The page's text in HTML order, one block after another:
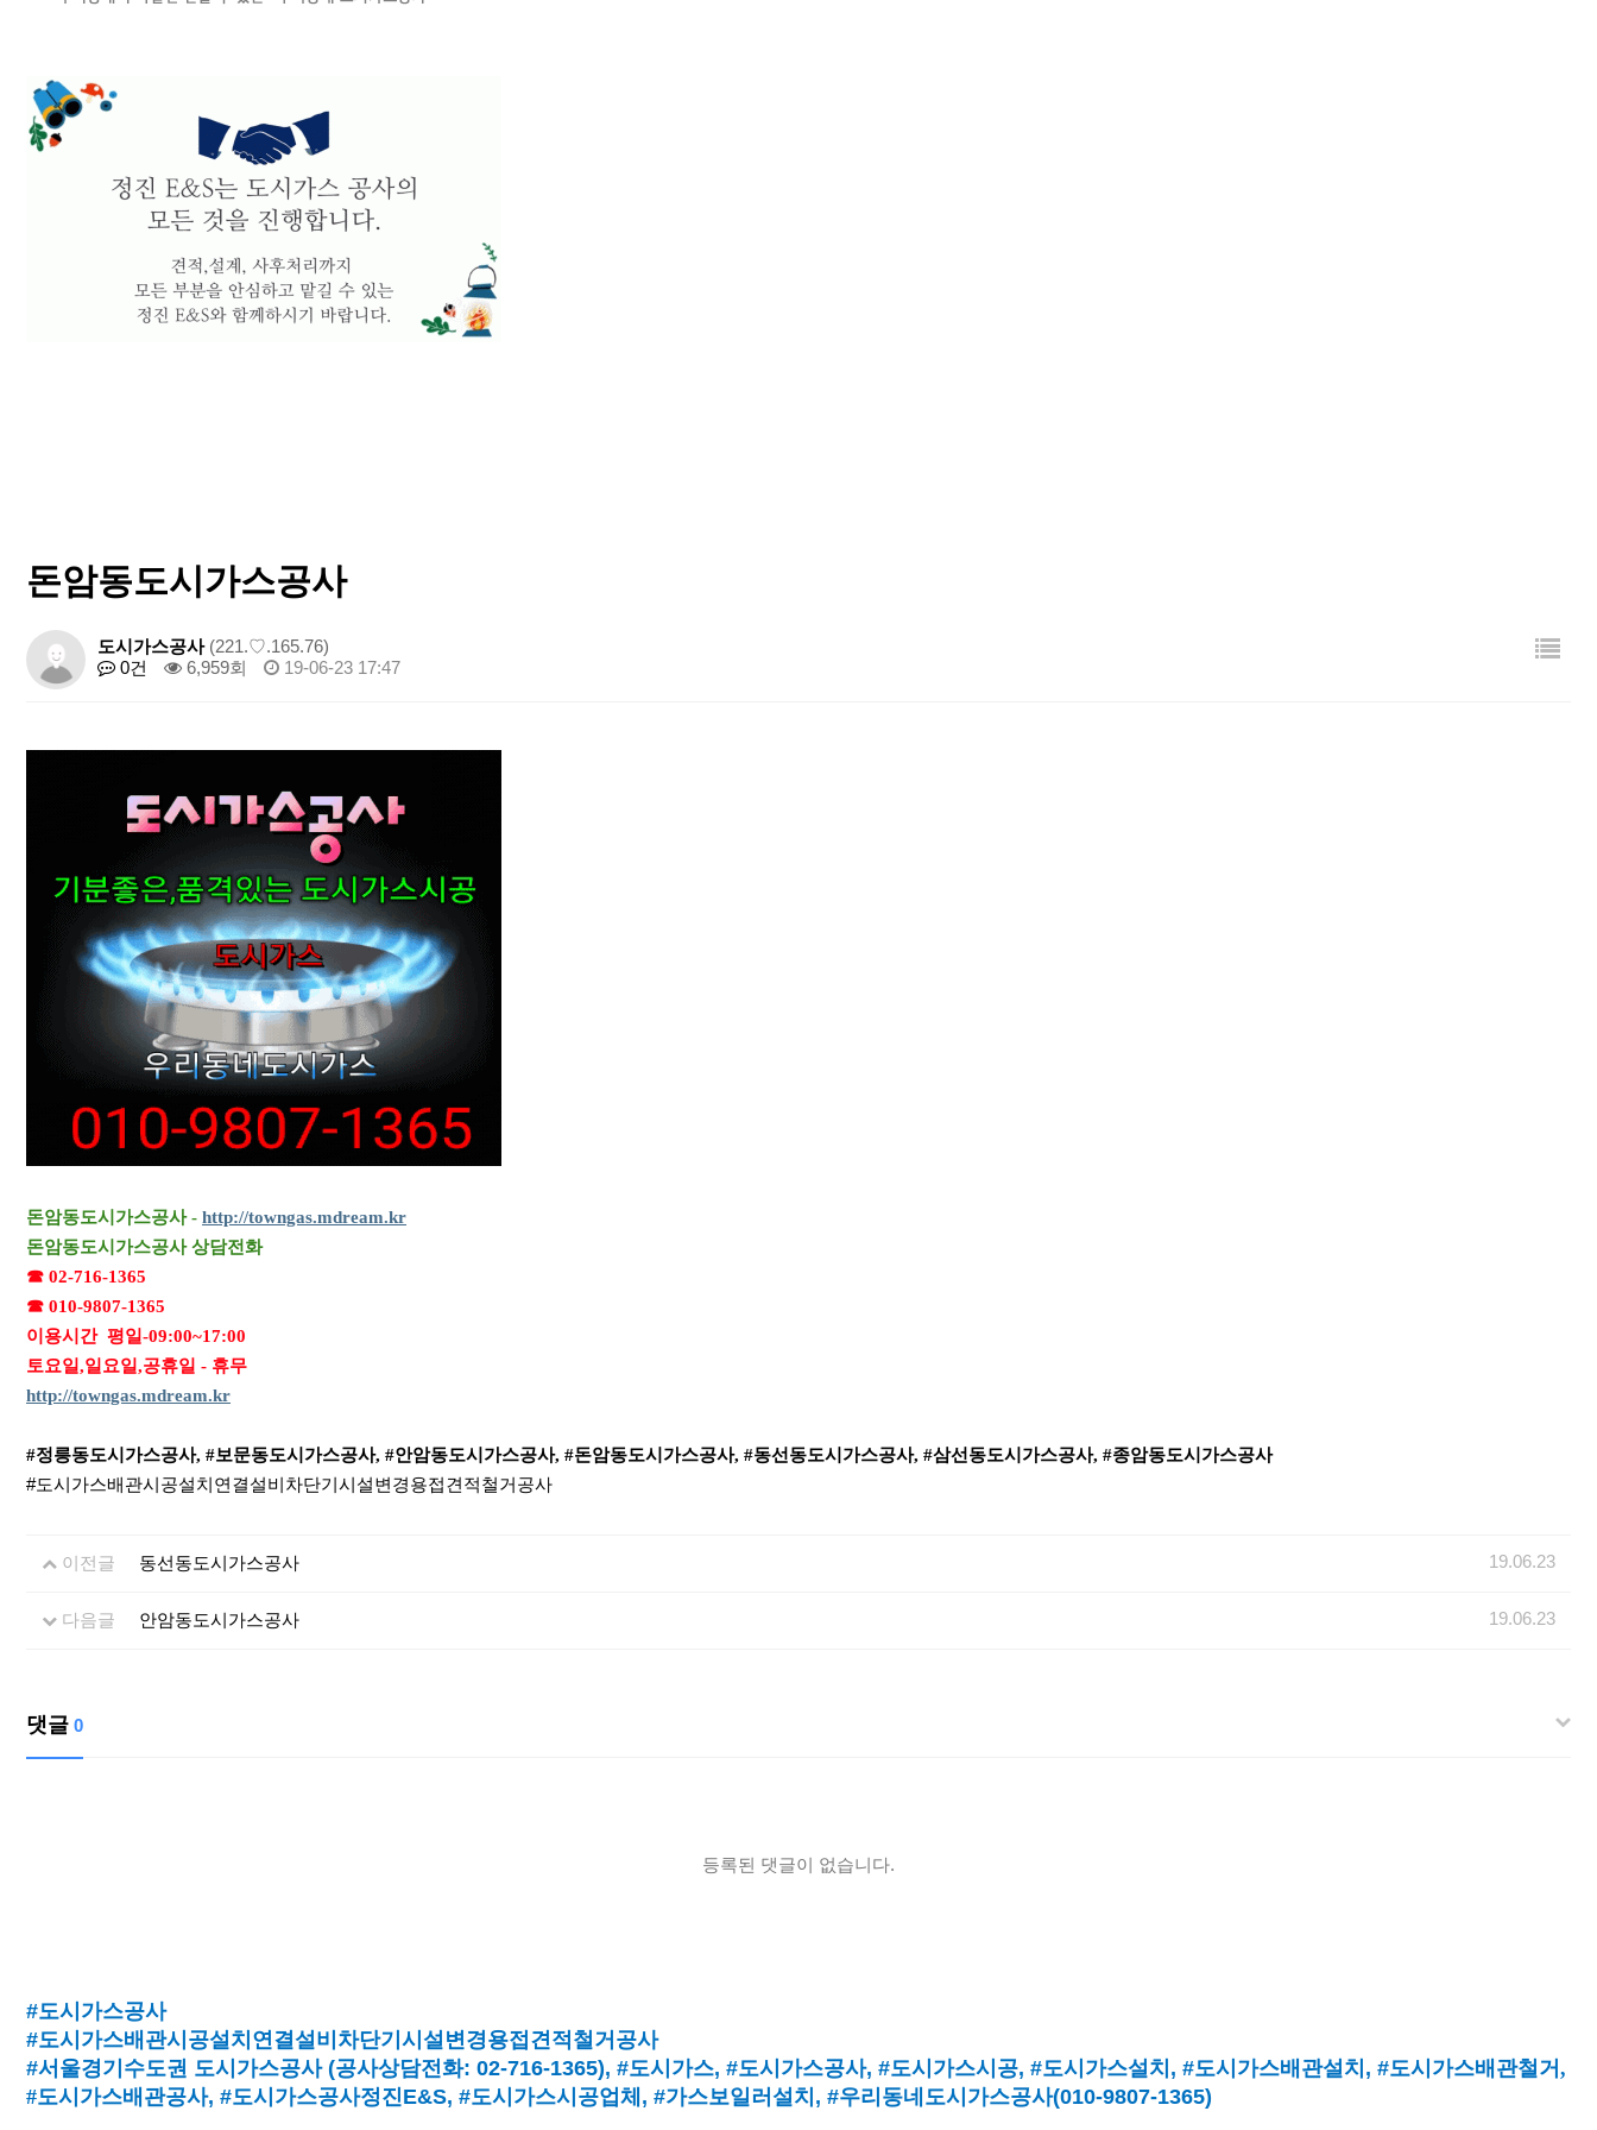
돈암동도시가스공사
도시가스공사(221.♡.165.76)
0건
6,959회 19-06-23 17:47
돈암동도시가스공사 - http://towngas.mdream.kr
돈암동도시가스공사 상담전화
☎ 02-716-1365
☎ 010-9807-1365
이용시간 평일-09:00~17:00
토요일,일요일,공휴일 - 휴무
http://towngas.mdream.kr
#정릉동도시가스공사, #보문동도시가스공사, #안암동도시가스공사, #돈암동도시가스공사, #동선동도시가스공사, #삼선동도시가스공사, #종암동도시가스공사
#도시가스배관시공설치연결설비차단기시설변경용접견적철거공사
이전글 동선동도시가스공사 19.06.23
다음글 안암동도시가스공사 19.06.23
댓글 0
등록된 댓글이 없습니다.
#도시가스공사
#도시가스배관시공설치연결설비차단기시설변경용접견적철거공사
#서울경기수도권 도시가스공사 (공사상담전화: 02-716-1365), #도시가스, #도시가스공사, #도시가스시공, #도시가스설치 , #도시가스배관설치 , #도시가스배관철거,
#도시가스배관공사, #도시가스공사정진E&S, #도시가스시공업체 , #가스보일러설치 , #우리동네도시가스공사(010-9807-1365)